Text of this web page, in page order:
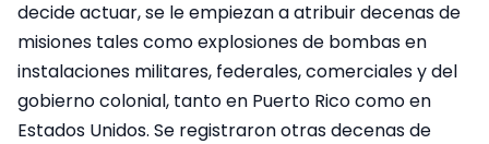
decide actuar, se le empiezan a atribuir decenas de
misiones tales como explosiones de bombas en
instalaciones militares, federales, comerciales y del
gobierno colonial, tanto en Puerto Rico como en
Estados Unidos. Se registraron otras decenas de